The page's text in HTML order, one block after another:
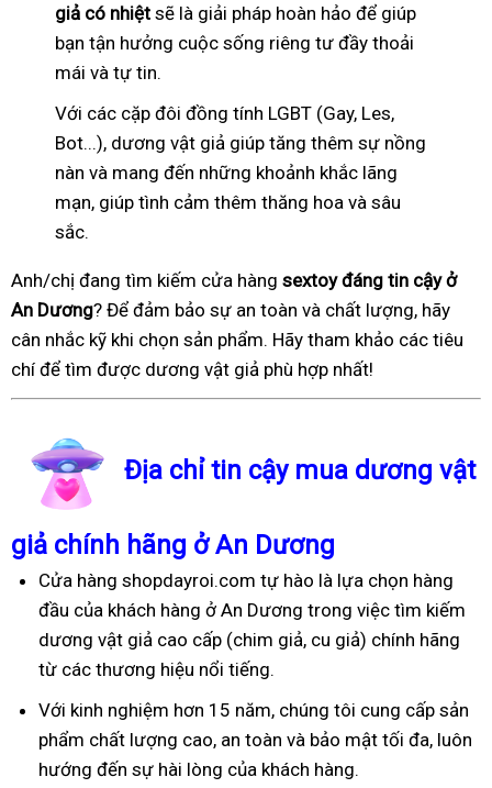
giả có nhiệt sẽ là giải pháp hoàn hảo để giúp
bạn tận hưởng cuộc sống riêng tư đầy thoải
mái và tự tin.
Với các cặp đôi đồng tính LGBT (Gay, Les,
Bot...), dương vật giả giúp tăng thêm sự nồng
nàn và mang đến những khoảnh khắc lãng
mạn, giúp tình cảm thêm thăng hoa và sâu
sắc.
Anh/chị đang tìm kiếm cửa hàng sextoy đáng tin cậy ở
An Dương? Để đảm bảo sự an toàn và chất lượng, hãy
cân nhắc kỹ khi chọn sản phẩm. Hãy tham khảo các tiêu
chí để tìm được dương vật giả phù hợp nhất!
Địa chỉ tin cậy mua dương vật
giả chính hãng ở An Dương
Cửa hàng shopdayroi.com tự hào là lựa chọn hàng
đầu của khách hàng ở An Dương trong việc tìm kiếm
dương vật giả cao cấp (chim giả, cu giả) chính hãng
từ các thương hiệu nổi tiếng.
Với kinh nghiệm hơn 15 năm, chúng tôi cung cấp sản
phẩm chất lượng cao, an toàn và bảo mật tối đa, luôn
hướng đến sự hài lòng của khách hàng.